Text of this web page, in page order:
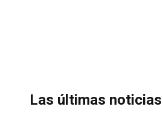
Las últimas noticias